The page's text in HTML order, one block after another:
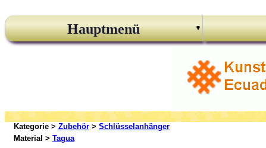
Hauptmenü
Kategorie > Zubehör > Schlüsselanhänger
Material > Tagua